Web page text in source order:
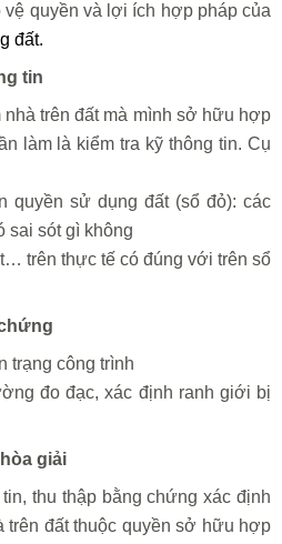
quyền và lợi ích hợp pháp của
đất.
tin
nhà trên đất mà mình sở hữu hợp
làm là kiểm tra kỹ thông tin. Cụ
quyền sử dụng đất (sổ đỏ): các
sai sót gì không
trên thực tế có đúng với trên sổ
trạng công trình
đo đạc, xác định ranh giới bị
giải
thu thập bằng chứng xác định
trên đất thuộc quyền sở hữu hợp